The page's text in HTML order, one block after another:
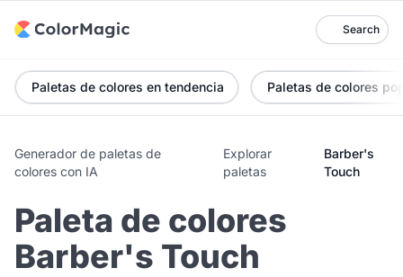
Search
Paletas de colores en tendencia Paletas de colores
Generador de paletas de
colores con IA
Explorar
paletas
Barber's
Touch
Paleta de colores
Barber's Touch